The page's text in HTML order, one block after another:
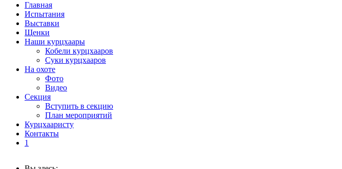
Главная
Испытания
Выставки
Щенки
Наши курцхаары
Кобели курцхааров
Суки курцхааров
На охоте
Фото
Видео
Секция
Вступить в секцию
План мероприятий
Курцхааристу
Контакты
1